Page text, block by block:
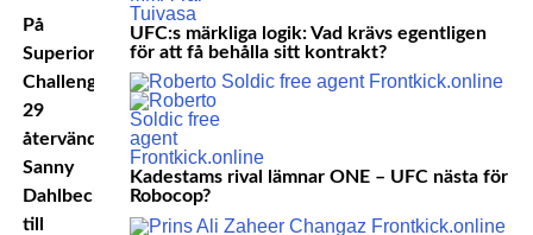
På
Superior
Challenge
29
återvänder
Sanny
Dahlbeck
till
UFC:s märkliga logik: Vad krävs egentligen
för att få behålla sitt kontrakt?
Kadestams rival lämnar ONE – UFC nästa för
Robocop?